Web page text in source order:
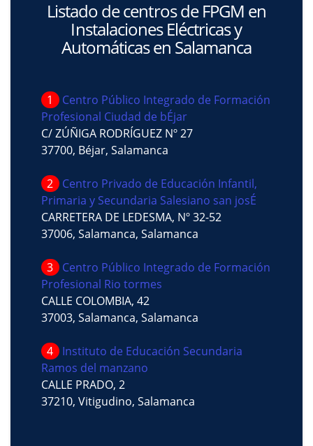
Listado de centros de FPGM en
Instalaciones Eléctricas y
Automáticas en Salamanca
1
Centro Público Integrado de Formación
Profesional Ciudad de bÉjar
C/ ZÚÑIGA RODRÍGUEZ Nº 27
37700, Béjar, Salamanca
2
Centro Privado de Educación Infantil,
Primaria y Secundaria Salesiano san josÉ
CARRETERA DE LEDESMA, Nº 32-52
37006, Salamanca, Salamanca
3
Centro Público Integrado de Formación
Profesional Rio tormes
CALLE COLOMBIA, 42
37003, Salamanca, Salamanca
4
Instituto de Educación Secundaria
Ramos del manzano
CALLE PRADO, 2
37210, Vitigudino, Salamanca